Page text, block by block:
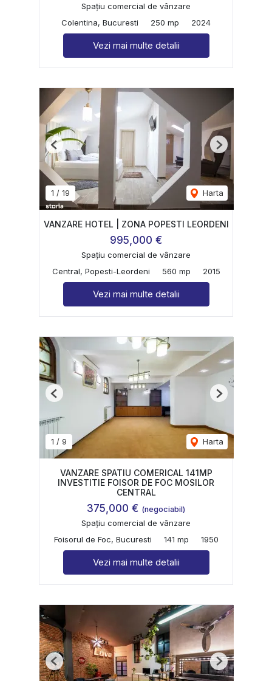
Spațiu comercial de vânzare
Colentina, Bucuresti
250 mp 2024
Vezi mai multe detalii
1 / 19 Harta
Previous Next
VANZARE HOTEL | ZONA POPESTI LEORDENI
995,000 €
Spațiu comercial de vânzare
Central, Popesti-Leordeni
560 mp 2015
Vezi mai multe detalii
1 / 9 Harta
Previous Next
VANZARE SPATIU COMERICAL 141MP
INVESTITIE FOISOR DE FOC MOSILOR
CENTRAL
375,000 € (negociabil)
Spațiu comercial de vânzare
Foisorul de Foc, Bucuresti
141 mp 1950
Vezi mai multe detalii
Previous Next